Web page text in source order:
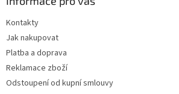
Kontakty
Jak nakupovat
Platba a doprava
Reklamace zboží
Odstoupení od kupní smlouvy